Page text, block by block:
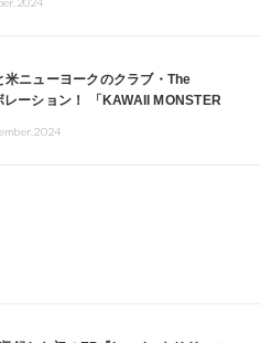
ニューヨークのクラブ・The
ーション！ 「KAWAII MONSTER